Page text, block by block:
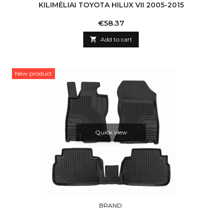
KILIMĖLIAI TOYOTA HILUX VII 2005-2015
Price
€58.37
 Add to cart
New product
Quick view
BRAND: